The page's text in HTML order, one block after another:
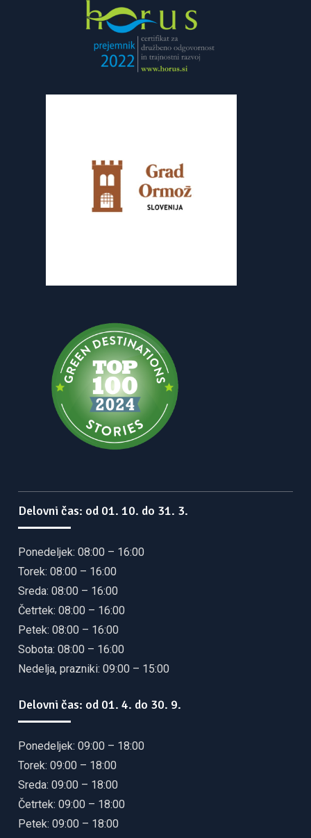
Delovni čas: od 01. 10. do 31. 3.
Ponedeljek: 08:00 – 16:00
Torek: 08:00 – 16:00
Sreda: 08:00 – 16:00
Četrtek: 08:00 – 16:00
Petek: 08:00 – 16:00
Sobota: 08:00 – 16:00
Nedelja, prazniki: 09:00 – 15:00
Delovni čas: od 01. 4. do 30. 9.
Ponedeljek: 09:00 – 18:00
Torek: 09:00 – 18:00
Sreda: 09:00 – 18:00
Četrtek: 09:00 – 18:00
Petek: 09:00 – 18:00